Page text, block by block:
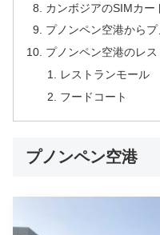
カンボジアのSIMカー
プノンペン空港から
プノンペン空港のレス
レストランモール
フードコート
プノンペン空港